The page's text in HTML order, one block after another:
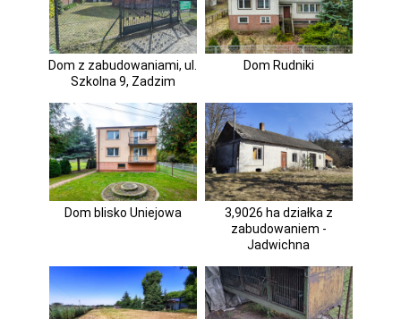
Dom z zabudowaniami, ul.
Szkolna 9, Zadzim
Dom Rudniki
Dom blisko Uniejowa
3,9026 ha działka z
zabudowaniem -
Jadwichna